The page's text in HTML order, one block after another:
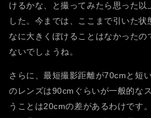
けるかな、と撮ってみたら思った以
した。今までは、ここまで引いた
なに大きくぼけることはなかった
ないでしょうね。
さらに、最短撮影距離が70cmと短
のレンズは90cmぐらいが一般的な
うことは20cmの差があるわけです